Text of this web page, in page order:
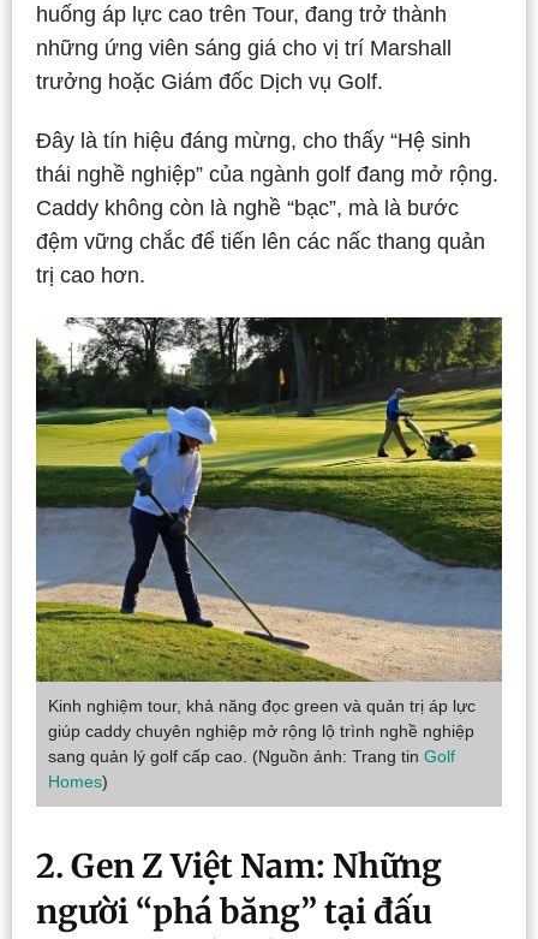
huống áp lực cao trên Tour, đang trở thành
những ứng viên sáng giá cho vị trí Marshall
trưởng hoặc Giám đốc Dịch vụ Golf.
Đây là tín hiệu đáng mừng, cho thấy “Hệ sinh
thái nghề nghiệp” của ngành golf đang mở rộng.
Caddy không còn là nghề “bạc”, mà là bước
đệm vững chắc để tiến lên các nấc thang quản
trị cao hơn.
Kinh nghiệm tour, khả năng đọc green và quản trị áp lực
giúp caddy chuyên nghiệp mở rộng lộ trình nghề nghiệp
sang quản lý golf cấp cao. (Nguồn ảnh: Trang tin Golf
Homes)
2. Gen Z Việt Nam: Những
người “phá băng” tại đấu